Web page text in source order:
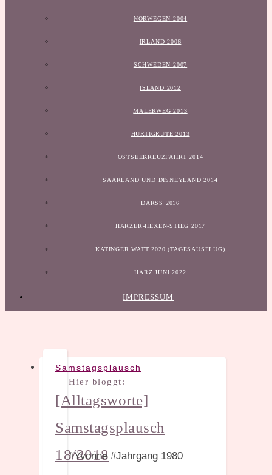
NORWEGEN 2004
IRLAND 2006
SCHWEDEN 2007
ISLAND 2012
MALERWEG 2013
HURTIGRUTE 2013
OSTSEEKREUZFAHRT 2014
SAARLAND UND DISNEYLAND 2014
DARSS 2016
HARZER-HEXEN-STIEG 2017
KATINGER WATT 2020 (TAGESAUSFLUG)
HARZ JUNI 2022
IMPRESSUM
Samstagsplausch
[Alltagsworte]
Samstagsplausch
18/2018
Hier bloggt:
#Yvonne #Jahrgang 1980